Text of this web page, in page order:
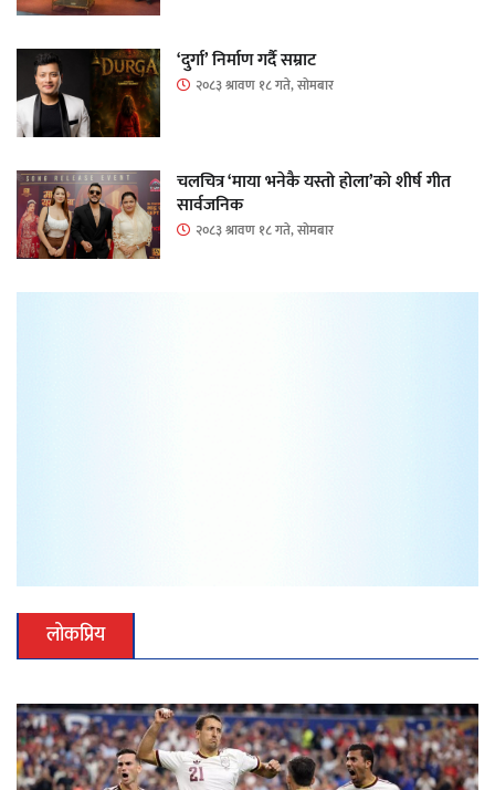
‘दुर्गा’ निर्माण गर्दै सम्राट
२०८३ श्रावण १८ गते, सोमबार
चलचित्र ‘माया भनेकै यस्तो होला’को शीर्ष गीत
सार्वजनिक
२०८३ श्रावण १८ गते, सोमबार
लोकप्रिय